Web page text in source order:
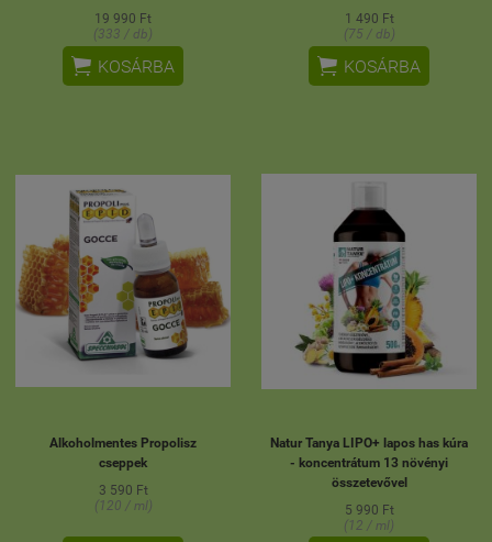
19 990 Ft
(333 / db)
 KOSÁRBA
1 490 Ft
(75 / db)
 KOSÁRBA
Alkoholmentes Propolisz
cseppek
3 590 Ft
(120 / ml)
Natur Tanya LIPO+ lapos has kúra
- koncentrátum 13 növényi
összetevővel
5 990 Ft
(12 / ml)